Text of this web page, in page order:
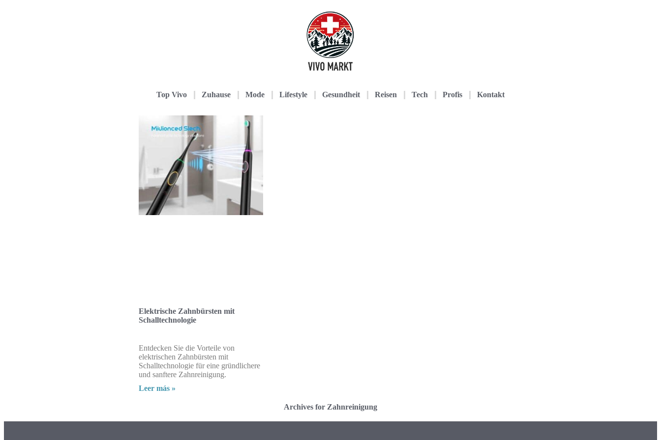
Top Vivo Zuhause Mode Lifestyle Gesundheit Reisen Tech Profis Kontakt
Elektrische Zahnbürsten mit
Schalltechnologie
Entdecken Sie die Vorteile von
elektrischen Zahnbürsten mit
Schalltechnologie für eine gründlichere
und sanftere Zahnreinigung.
Leer más »
Archives for Zahnreinigung